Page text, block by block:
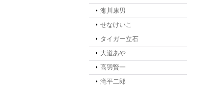
瀬川康男
せなけいこ
タイガー立石
大道あや
高羽賢一
滝平二郎